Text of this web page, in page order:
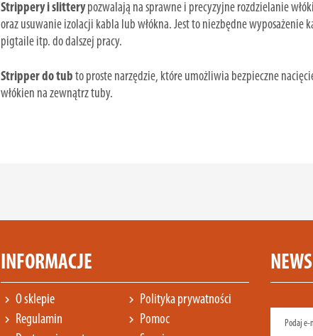
Strippery i slitterypozwalają na sprawne i precyzyjne rozdzielanie
oraz usuwanie izolacji kabla lub włókna. Jest to niezbędne
pigtaile itp. do dalszej pracy.
Stripper do tub to proste narzędzie, które umożliwia bezpieczne
włókien na zewnątrz tuby.
INFORMACJE
chevron_right O sklepie chevron_right Polityka prywatności
chevron_right Regulamin chevron_right Pomoc